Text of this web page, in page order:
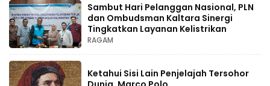
Sambut Hari Pelanggan Nasional, PLN
dan Ombudsman Kaltara Sinergi
Tingkatkan Layanan Kelistrikan
RAGAM
Ketahui Sisi Lain Penjelajah Tersohor